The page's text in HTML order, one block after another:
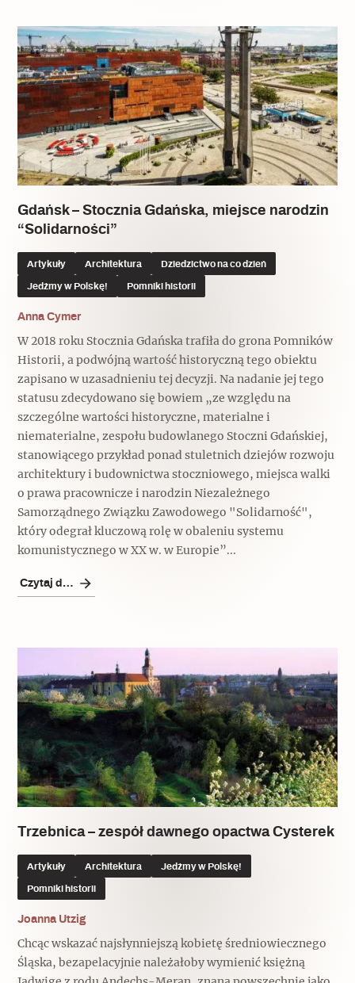
Gdańsk – Stocznia Gdańska, miejsce narodzin
“Solidarności”
Artykuły Architektura Dziedzictwo na co dzień
Jedźmy w Polskę! Pomniki historii
Anna Cymer
W 2018 roku Stocznia Gdańska trafiła do grona Pomników
Historii, a podwójną wartość historyczną tego obiektu
zapisano w uzasadnieniu tej decyzji. Na nadanie jej tego
statusu zdecydowano się bowiem „ze względu na
szczególne wartości historyczne, materialne i
niematerialne, zespołu budowlanego Stoczni Gdańskiej,
stanowiącego przykład ponad stuletnich dziejów rozwoju
architektury i budownictwa stoczniowego, miejsca walki
o prawa pracownicze i narodzin Niezależnego
Samorządnego Związku Zawodowego "Solidarność",
który odegrał kluczową rolę w obaleniu systemu
komunistycznego w XX w. w Europie”...
Czytaj dalej
Trzebnica – zespół dawnego opactwa Cysterek
Artykuły Architektura Jedźmy w Polskę!
Pomniki historii
Joanna Utzig
Chcąc wskazać najsłynniejszą kobietę średniowiecznego
Śląska, bezapelacyjnie należałoby wymienić księżną